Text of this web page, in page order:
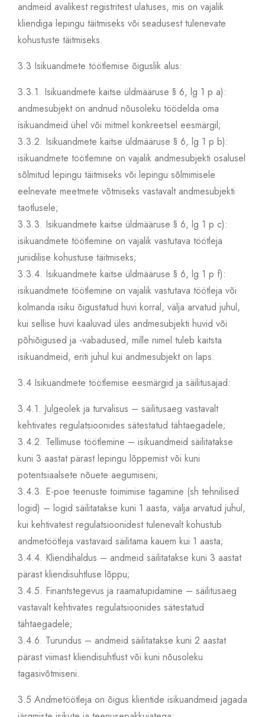
andmeid avalikest registritest ulatuses, mis on vajalik
kliendiga lepingu täitmiseks või seadusest tulenevate
kohustuste täitmiseks.
3.3 Isikuandmete töötlemise õiguslik alus:
3.3.1. Isikuandmete kaitse üldmääruse § 6, lg 1 p a):
andmesubjekt on andnud nõusoleku töödelda oma
isikuandmeid ühel või mitmel konkreetsel eesmärgil;
3.3.2. Isikuandmete kaitse üldmääruse § 6, lg 1 p b):
isikuandmete töötlemine on vajalik andmesubjekti osalusel
sõlmitud lepingu täitmiseks või lepingu sõlmimisele
eelnevate meetmete võtmiseks vastavalt andmesubjekti
taotlusele;
3.3.3. Isikuandmete kaitse üldmääruse § 6, lg 1 p c):
isikuandmete töötlemine on vajalik vastutava töötleja
juriidilise kohustuse täitmiseks;
3.3.4. Isikuandmete kaitse üldmääruse § 6, lg 1 p f):
isikuandmete töötlemine on vajalik vastutava töötleja või
kolmanda isiku õigustatud huvi korral, välja arvatud juhul,
kui sellise huvi kaaluvad üles andmesubjekti huvid või
põhiõigused ja -vabadused, mille nimel tuleb kaitsta
isikuandmeid, eriti juhul kui andmesubjekt on laps.
3.4 Isikuandmete töötlemise eesmärgid ja säilitusajad:
3.4.1. Julgeolek ja turvalisus – säilitusaeg vastavalt
kehtivates regulatsioonides sätestatud tähtaegadele;
3.4.2. Tellimuse töötlemine – isikuandmeid säilitatakse
kuni 3 aastat pärast lepingu lõppemist või kuni
potentsiaalsete nõuete aegumiseni;
3.4.3. E-poe teenuste toimimise tagamine (sh tehnilised
logid) – logid säilitatakse kuni 1 aasta, välja arvatud juhul,
kui kehtivatest regulatsioonidest tulenevalt kohustub
andmetöötleja vastavaid säilitama kauem kui 1 aasta;
3.4.4. Kliendihaldus – andmeid säilitatakse kuni 3 aastat
pärast kliendisuhtluse lõppu;
3.4.5. Finantstegevus ja raamatupidamine – säilitusaeg
vastavalt kehtivates regulatsioonides sätestatud
tähtaegadele;
3.4.6. Turundus – andmeid säilitatakse kuni 2 aastat
pärast viimast kliendisuhtlust või kuni nõusoleku
tagasivõtmiseni.
3.5 Andmetöötleja on õigus klientide isikuandmeid jagada